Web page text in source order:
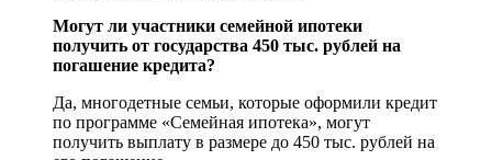
Могут ли участники семейной ипотеки
получить от государства 450 тыс. рублей на
погашение кредита?
Да, многодетные семьи, которые оформили кредит
по программе «Семейная ипотека», могут
получить выплату в размере до 450 тыс. рублей на